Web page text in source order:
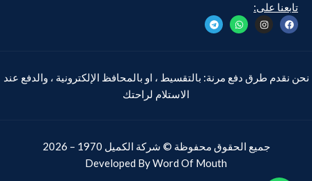
تابعنا على:
نحن نقدم طرق دفع مرنة: بالتقسيط ، او بالمحافظ الإلكترونية ، والدفع عند
الاستلام لراحتك
جميع الحقوق محفوظة © شركة الكميل
Developed ByWord Of Mouth